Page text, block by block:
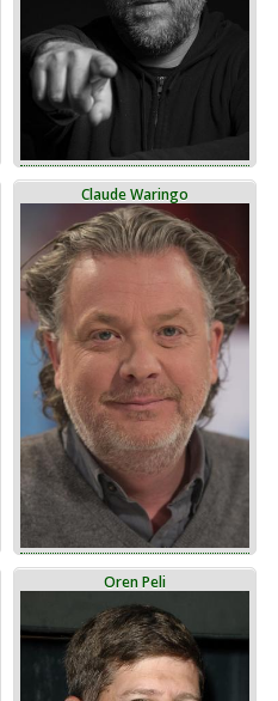
Claude Waringo
Oren Peli